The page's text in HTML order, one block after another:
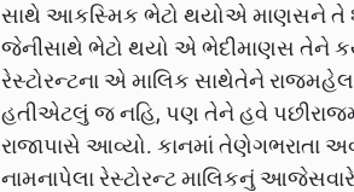
સાથે આકસ્મિક ભેટો થયોએ માણસને તે
જેનીસાથે ભેટો થયો એ ભેદીમાણસ તેને
રેસ્ટોરન્ટના એ માલિક સાથેતેને
હતીએટલું જ નહિ, પણ તેને હવે
રાજાપાસે આવ્યો. કાનમાં તેણેગભરાતા
નામનાપેલા રેસ્ટોરન્ટ માલિકનું